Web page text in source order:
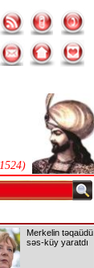
Merkelin təqaüdü
səs-küy yaratdı